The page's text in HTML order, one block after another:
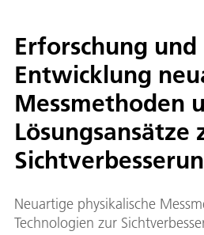
Erforschung und
Entwicklung
Messmethoden
Lösungsansätze
Neuartige physikalische
Technologien zur